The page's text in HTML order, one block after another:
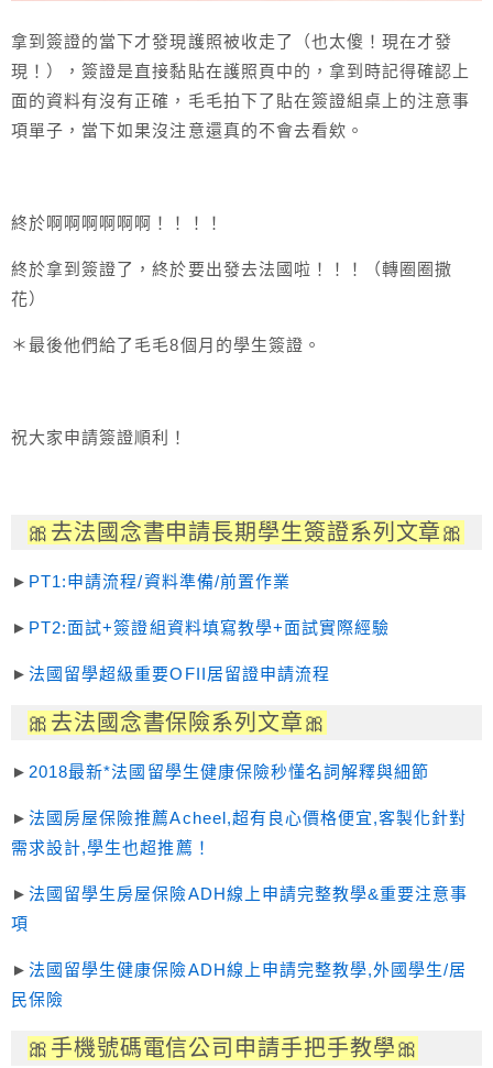
拿到簽證的當下才發現護照被收走了（也太傻！現在才發
現！），簽證是直接黏貼在護照頁中的，拿到時記得確認上
面的資料有沒有正確，毛毛拍下了貼在簽證組桌上的注意事
項單子，當下如果沒注意還真的不會去看欸。
終於啊啊啊啊啊啊！！！！
終於拿到簽證了，終於要出發去法國啦！！！（轉圈圈撒
花）
＊最後他們給了毛毛8個月的學生簽證。
祝大家申請簽證順利！
🎀去法國念書申請長期學生簽證系列文章🎀
► PT1:申請流程/資料準備/前置作業
► PT2:面試+簽證組資料填寫教學+面試實際經驗
►法國留學超級重要OFII居留證申請流程
🎀去法國念書保險系列文章🎀
► 2018最新*法國留學生健康保險秒懂名詞解釋與細節
►法國房屋保險推薦Acheel,超有良心價格便宜,客製化針對
需求設計,學生也超推薦！
►法國留學生房屋保險ADH線上申請完整教學&重要注意事
項
►法國留學生健康保險ADH線上申請完整教學,外國學生/居
民保險
🎀手機號碼電信公司申請手把手教學🎀